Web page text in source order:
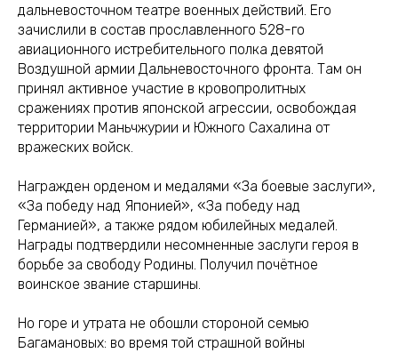
дальневосточном театре военных действий. Его
зачислили в состав прославленного 528-го
авиационного истребительного полка девятой
Воздушной армии Дальневосточного фронта. Там он
принял активное участие в кровопролитных
сражениях против японской агрессии, освобождая
территории Маньчжурии и Южного Сахалина от
вражеских войск.
Награжден орденом и медалями «За боевые заслуги»,
«За победу над Японией», «За победу над
Германией», а также рядом юбилейных медалей.
Награды подтвердили несомненные заслуги героя в
борьбе за свободу Родины. Получил почётное
воинское звание старшины.
Но горе и утрата не обошли стороной семью
Багамановых: во время той страшной войны